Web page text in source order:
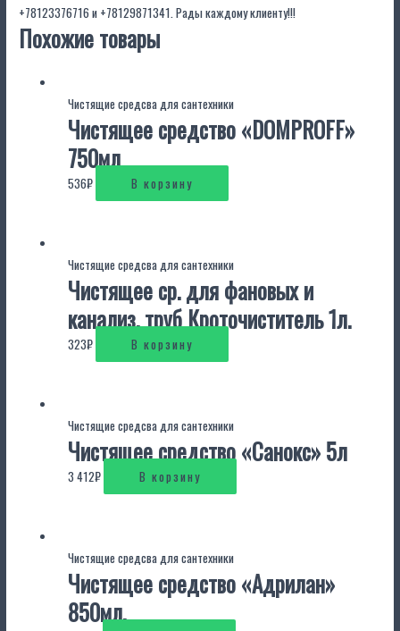
+78123376716 и +78129871341 . Рады каждому клиенту!!!
Похожие товары
Чистящие средсва для сантехники
Чистящее средство «DOMPROFF»
750мл
536₽ В корзину
Чистящие средсва для сантехники
Чистящее ср. для фановых и
канализ. труб Кроточиститель 1л.
323₽ В корзину
Чистящие средсва для сантехники
Чистящее средство «Санокс» 5л
3 412₽ В корзину
Чистящие средсва для сантехники
Чистящее средство «Адрилан»
850мл.